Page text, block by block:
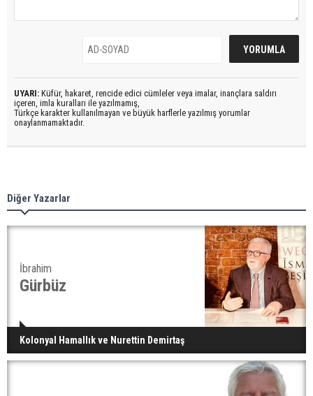
UYARI: Küfür, hakaret, rencide edici cümleler veya imalar, inançlara saldırı
içeren, imla kuralları ile yazılmamış,
Türkçe karakter kullanılmayan ve büyük harflerle yazılmış yorumlar
onaylanmamaktadır.
Diğer Yazarlar
İbrahim
Gürbüz
Kolonyal Hamallık ve Nurettin Demirtaş